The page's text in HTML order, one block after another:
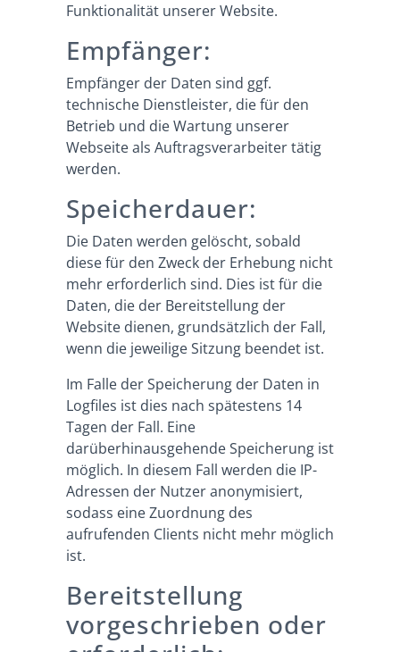
Funktionalität unserer Website.
Empfänger:
Empfänger der Daten sind ggf.
technische Dienstleister, die für den
Betrieb und die Wartung unserer
Webseite als Auftragsverarbeiter tätig
werden.
Speicherdauer:
Die Daten werden gelöscht, sobald
diese für den Zweck der Erhebung nicht
mehr erforderlich sind. Dies ist für die
Daten, die der Bereitstellung der
Website dienen, grundsätzlich der Fall,
wenn die jeweilige Sitzung beendet ist.
Im Falle der Speicherung der Daten in
Logfiles ist dies nach spätestens 14
Tagen der Fall. Eine
darüberhinausgehende Speicherung ist
möglich. In diesem Fall werden die IP-
Adressen der Nutzer anonymisiert,
sodass eine Zuordnung des
aufrufenden Clients nicht mehr möglich
ist.
Bereitstellung
vorgeschrieben oder